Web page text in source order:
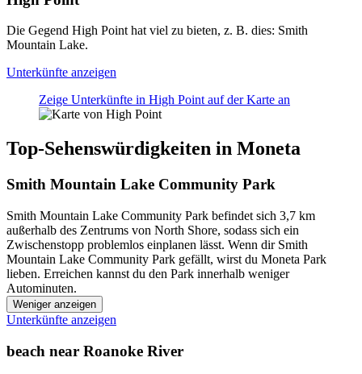
Die Gegend High Point hat viel zu bieten, z. B. dies: Smith
Mountain Lake.
Unterkünfte anzeigen
Zeige Unterkünfte in High Point auf der Karte an
Top-Sehenswürdigkeiten in Moneta
Smith Mountain Lake Community Park
Smith Mountain Lake Community Park befindet sich 3,7 km
außerhalb des Zentrums von North Shore, sodass sich ein
Zwischenstopp problemlos einplanen lässt. Wenn dir Smith
Mountain Lake Community Park gefällt, wirst du Moneta Park
lieben. Erreichen kannst du den Park innerhalb weniger
Autominuten.
Weniger anzeigen
Unterkünfte anzeigen
beach near Roanoke River